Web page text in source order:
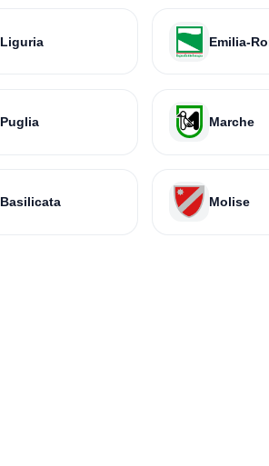
Liguria Emilia-
Puglia Marche
Basilicata Molise